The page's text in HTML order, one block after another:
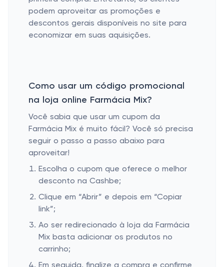
podem aproveitar as promoções e
descontos gerais disponíveis no site para
economizar em suas aquisições.
Como usar um código promocional
na loja online Farmácia Mix?
Você sabia que usar um cupom da
Farmácia Mix é muito fácil? Você só precisa
seguir o passo a passo abaixo para
aproveitar!
Escolha o cupom que oferece o melhor
desconto na Cashbe;
Clique em “Abrir” e depois em “Copiar
link”;
Ao ser redirecionado à loja da Farmácia
Mix basta adicionar os produtos no
carrinho;